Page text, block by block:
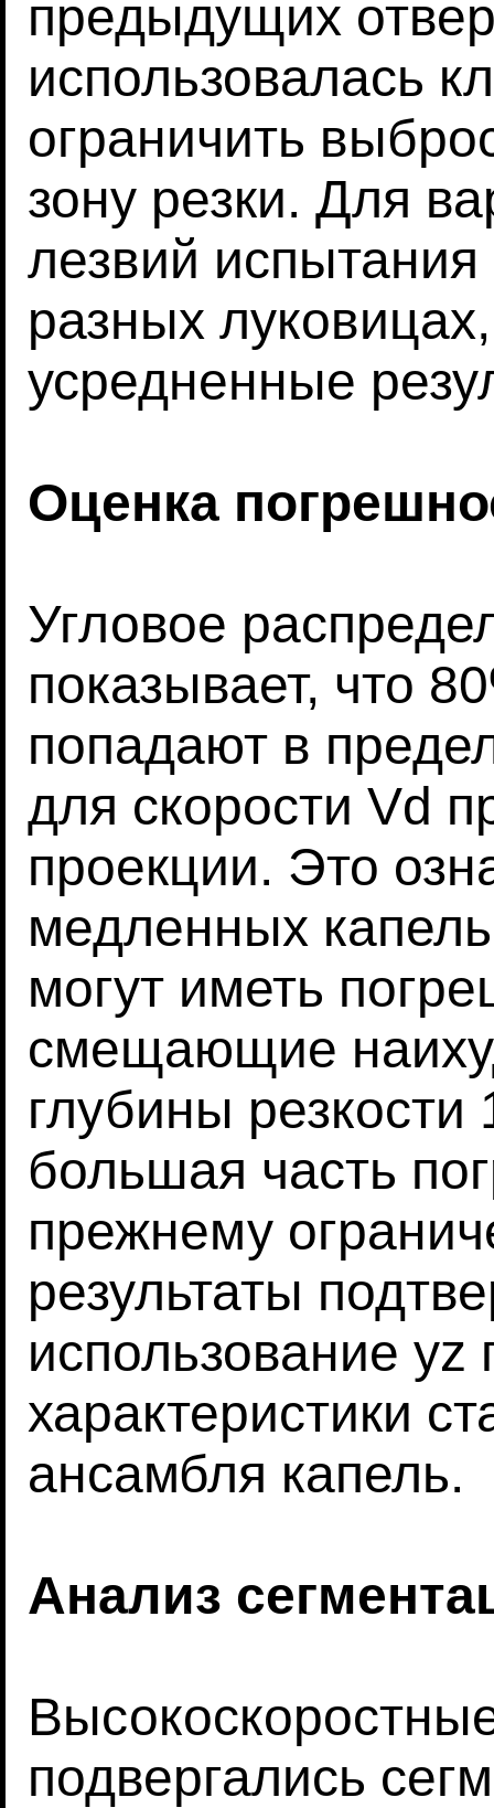
предыдущих
использовалась
ограничить
зону резки. Для
лезвий
разных
усредненные
Оценка
Угловое
показывает, что
попадают в
для скорости Vd
проекции. Это
медленных
могут иметь
смещающие
глубины
большая часть
прежнему
результаты
использование yz
характеристики
ансамбля капель.
Анализ
подвергались